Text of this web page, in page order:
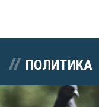
ПОЛИТИКА